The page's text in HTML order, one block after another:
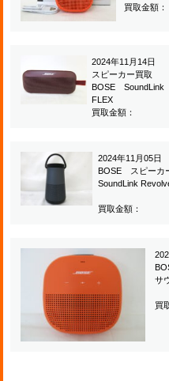
買取金額：
2024年11月14日
スピーカー買取
BOSE SoundLink
FLEX
買取金額：
2024年11月05日
BOSE スピーカ
SoundLink
買取金額：
サ
買